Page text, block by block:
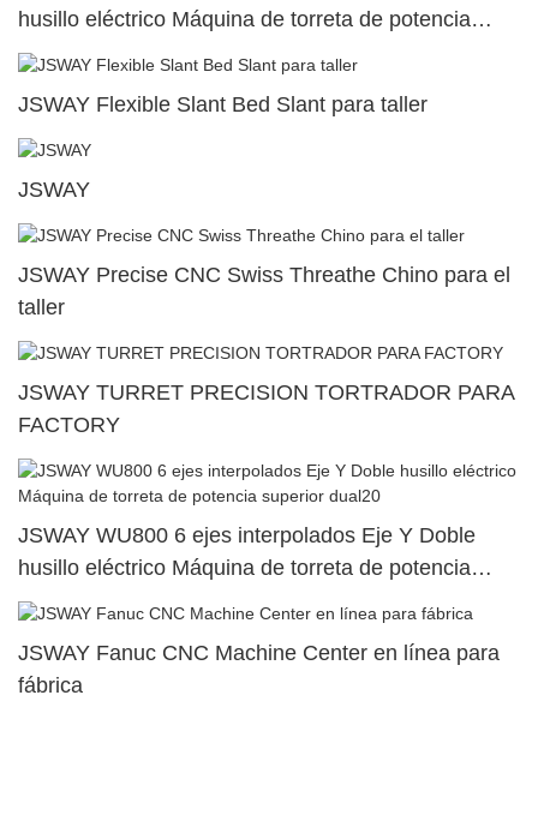
husillo eléctrico Máquina de torreta de potencia
superior dual115
JSWAY Flexible Slant Bed Slant para taller
JSWAY
JSWAY Precise CNC Swiss Threathe Chino para el
taller
JSWAY TURRET PRECISION TORTRADOR PARA
FACTORY
JSWAY WU800 6 ejes interpolados Eje Y Doble
husillo eléctrico Máquina de torreta de potencia
superior dual20
JSWAY Fanuc CNC Machine Center en línea para
fábrica